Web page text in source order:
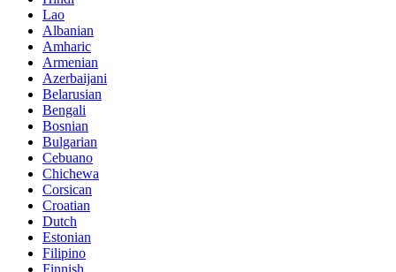
Lao
Albanian
Amharic
Armenian
Azerbaijani
Belarusian
Bengali
Bosnian
Bulgarian
Cebuano
Chichewa
Corsican
Croatian
Dutch
Estonian
Filipino
Finnish